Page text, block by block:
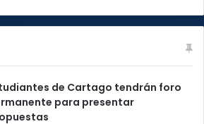
de Cartago tendrán foro
para presentar